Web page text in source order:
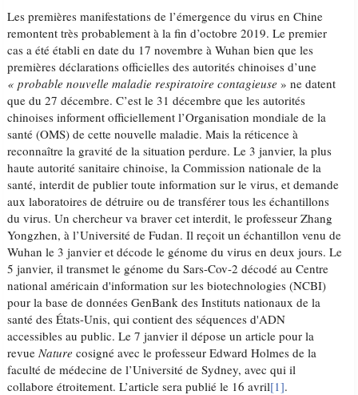
Les premières manifestations de l’émergence du virus en Chine
remontent très probablement à la fin d’octobre 2019. Le premier
cas a été établi en date du 17 novembre à Wuhan bien que les
premières déclarations officielles des autorités chinoises d’une
« probable nouvelle maladie respiratoire contagieuse » ne datent
que du 27 décembre. C’est le 31 décembre que les autorités
chinoises informent officiellement l’Organisation mondiale de la
santé (OMS) de cette nouvelle maladie. Mais la réticence à
reconnaître la gravité de la situation perdure. Le 3 janvier, la plus
haute autorité sanitaire chinoise, la Commission nationale de la
santé, interdit de publier toute information sur le virus, et demande
aux laboratoires de détruire ou de transférer tous les échantillons
du virus. Un chercheur va braver cet interdit, le professeur Zhang
Yongzhen, à l’Université de Fudan. Il reçoit un échantillon venu de
Wuhan le 3 janvier et décode le génome du virus en deux jours. Le
5 janvier, il transmet le génome du Sars-Cov-2 décodé au Centre
national américain d'information sur les biotechnologies (NCBI)
pour la base de données GenBank des Instituts nationaux de la
santé des États-Unis, qui contient des séquences d'ADN
accessibles au public. Le 7 janvier il dépose un article pour la
revueNature cosigné avec le professeur Edward Holmes de la
faculté de médecine de l’Université de Sydney, avec qui il
collabore étroitement. L’article sera publié le 16 avril[1].